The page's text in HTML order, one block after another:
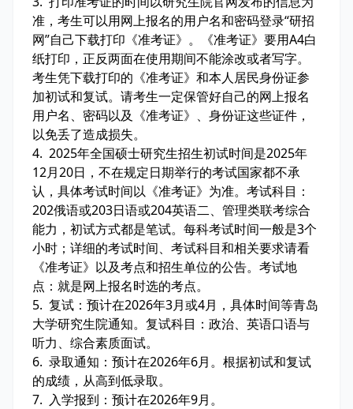
准，考生可以用网上报名的用户名和密码登录“研招
网”自己下载打印《准考证》。《准考证》要用A4白
纸打印，正反两面在使用期间不能涂改或者写字。
考生凭下载打印的《准考证》和本人居民身份证参
加初试和复试。请考生一定保管好自己的网上报名
用户名、密码以及《准考证》、身份证这些证件，
以免丢了造成损失。
4. 2025年全国硕士研究生招生初试时间是2025年
12月20日，不在规定日期举行的考试国家都不承
认，具体考试时间以《准考证》为准。考试科目：
202俄语或203日语或204英语二、管理类联考综合
能力，初试方式都是笔试。每科考试时间一般是3个
小时；详细的考试时间、考试科目和相关要求请看
《准考证》以及考点和招生单位的公告。考试地
点：就是网上报名时选的考点。
5. 复试：预计在2026年3月或4月，具体时间等青岛
大学研究生院通知。复试科目：政治、英语口语与
听力、综合素质面试。
6. 录取通知：预计在2026年6月。根据初试和复试
的成绩，从高到低录取。
7. 入学报到：预计在2026年9月。